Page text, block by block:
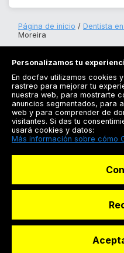
Página de inicio Dentista
Moreira
Docfav
© Dashboard
Personalizamos tu
En docfav utilizamos cookies
rastreo para mejorar tu
nuestra web, para mostrarte
anuncios segmentados, para
web y para comprender de
visitantes. Si das tu
usará cookies y datos:
Más información sobre cómo